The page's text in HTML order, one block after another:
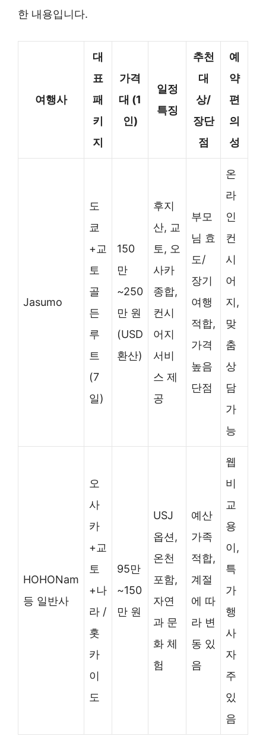
한 내용입니다.
여행사
대
표
패
키
지
가격
대 (1
인)
일정
특징
추천
대
상/
장단
점
예
약
편
의
성
Jasumo
도
쿄
+교
토
골
든
루
트
(7
일)
150
만
~250
만 원
(USD
환산)
후지
산, 교
토, 오
사카
종합,
컨시
어지
서비
스 제
공
부모
님 효
도/
장기
여행
적합,
가격
높음
단점
온
라
인
컨
시
어
지,
맞
춤
상
담
가
능
HOHONam
등 일반사
오
사
카
+교
토
+나
라 /
홋
카
이
도
95만
~150
만 원
USJ
옵션,
온천
포함,
자연
과 문
화 체
험
예산
가족
적합,
계절
에 따
라 변
동 있
음
웹
비
교
용
이,
특
가
행
사
자
주
있
음